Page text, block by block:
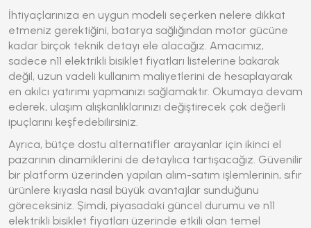
İhtiyaçlarınıza en uygun modeli seçerken nelere dikkat
etmeniz gerektiğini, batarya sağlığından motor gücüne
kadar birçok teknik detayı ele alacağız. Amacımız,
sadece n11 elektrikli bisiklet fiyatları listelerine bakarak
değil, uzun vadeli kullanım maliyetlerini de hesaplayarak
en akılcı yatırımı yapmanızı sağlamaktır. Okumaya devam
ederek, ulaşım alışkanlıklarınızı değiştirecek çok değerli
ipuçlarını keşfedebilirsiniz.
Ayrıca, bütçe dostu alternatifler arayanlar için ikinci el
pazarının dinamiklerini de detaylıca tartışacağız. Güvenilir
bir platform üzerinden yapılan alım-satım işlemlerinin, sıfır
ürünlere kıyasla nasıl büyük avantajlar sunduğunu
göreceksiniz. Şimdi, piyasadaki güncel durumu ve n11
elektrikli bisiklet fiyatları üzerinde etkili olan temel